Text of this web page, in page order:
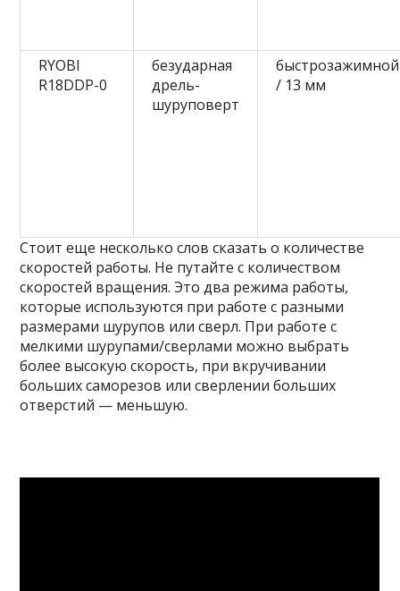
RYOBI
R18DDP-0
безударная
дрель-
шуруповерт
быстрозажимной
/ 13 мм
Стоит еще несколько слов сказать о количестве
скоростей работы. Не путайте с количеством
скоростей вращения. Это два режима работы,
которые используются при работе с разными
размерами шурупов или сверл. При работе с
мелкими шурупами/сверлами можно выбрать
более высокую скорость, при вкручивании
больших саморезов или сверлении больших
отверстий — меньшую.